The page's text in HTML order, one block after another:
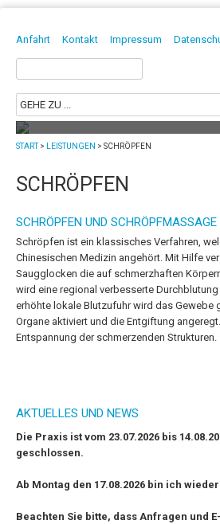
DAVID
HEILPRAKTIKER | PHYSIOTHERAPEUT |
Anfahrt Kontakt Impressum
Suchen
nach:
Mit Chiropraktik in Dresden
lösen!
Die Chiropraktik ist eine manuelle
START> LEISTUNGEN > SCHRÖPFEN
SCHRÖPFEN
SCHRÖPFEN UND SCHRÖPFMASSAGE
Schröpfen ist ein klassisches Verfahren,
Chinesischen Medizin angehört. Mit Hilfe
Saugglocken die auf schmerzhaften
wird eine regional verbesserte
erhöhte lokale Blutzufuhr wird das Gewebe
Organe aktiviert und die Entgiftung
Entspannung der schmerzenden Strukturen.
AKTUELLES UND NEWS
Die Praxis ist vom 23.07.2026 bis
geschlossen.
Ab Montag den 17.08.2026 bin ich
Beachten Sie bitte, dass Anfragen und